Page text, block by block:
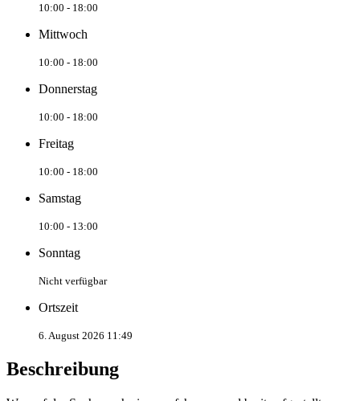
10:00 - 18:00
Mittwoch
10:00 - 18:00
Donnerstag
10:00 - 18:00
Freitag
10:00 - 18:00
Samstag
10:00 - 13:00
Sonntag
Nicht verfügbar
Ortszeit
6. August 2026 11:49
Beschreibung